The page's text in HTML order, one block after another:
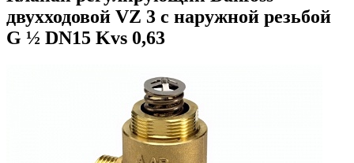
двухходовой VZ 3 c наружной резьбой
G ½ DN15 Kvs 0,63